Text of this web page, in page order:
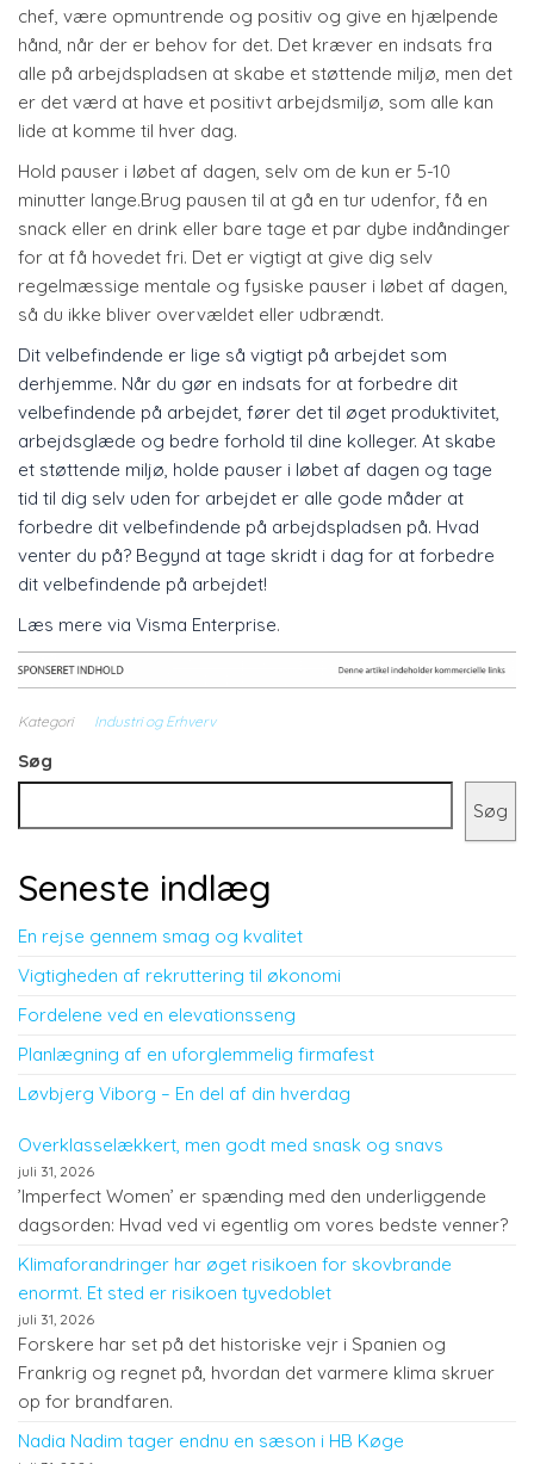
chef, være opmuntrende og positiv og give en hjælpende
hånd, når der er behov for det. Det kræver en indsats fra
alle på arbejdspladsen at skabe et støttende miljø, men det
er det værd at have et positivt arbejdsmiljø, som alle kan
lide at komme til hver dag.
Hold pauser i løbet af dagen, selv om de kun er 5-10
minutter lange.Brug pausen til at gå en tur udenfor, få en
snack eller en drink eller bare tage et par dybe indåndinger
for at få hovedet fri. Det er vigtigt at give dig selv
regelmæssige mentale og fysiske pauser i løbet af dagen,
så du ikke bliver overvældet eller udbrændt.
Dit velbefindende er lige så vigtigt på arbejdet som
derhjemme. Når du gør en indsats for at forbedre dit
velbefindende på arbejdet, fører det til øget produktivitet,
arbejdsglæde og bedre forhold til dine kolleger. At skabe
et støttende miljø, holde pauser i løbet af dagen og tage
tid til dig selv uden for arbejdet er alle gode måder at
forbedre dit velbefindende på arbejdspladsen på. Hvad
venter du på? Begynd at tage skridt i dag for at forbedre
dit velbefindende på arbejdet!
Læs mere via Visma Enterprise.
Kategori Industri og Erhverv
Søg
Søg
Seneste indlæg
En rejse gennem smag og kvalitet
Vigtigheden af rekruttering til økonomi
Fordelene ved en elevationsseng
Planlægning af en uforglemmelig firmafest
Løvbjerg Viborg – En del af din hverdag
Overklasselækkert, men godt med snask og snavs
juli 31, 2026
’Imperfect Women’ er spænding med den underliggende
dagsorden: Hvad ved vi egentlig om vores bedste venner?
Klimaforandringer har øget risikoen for skovbrande
enormt. Et sted er risikoen tyvedoblet
juli 31, 2026
Forskere har set på det historiske vejr i Spanien og
Frankrig og regnet på, hvordan det varmere klima skruer
op for brandfaren.
Nadia Nadim tager endnu en sæson i HB Køge